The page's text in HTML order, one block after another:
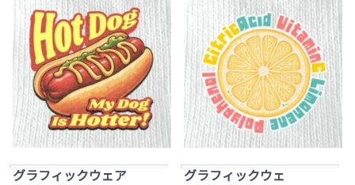
グラフィックウェア
グラフィックウェ